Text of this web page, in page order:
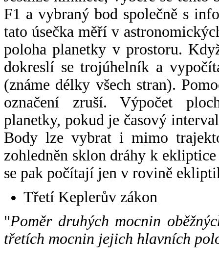
F1 a vybraný bod společně s
tato úsečka měří v
poloha planetky v prostoru.
dokreslí se trojúhelník a
(známe délky všech stran).
označení zruší. Výpočet
planetky, pokud je časový
Body lze vybrat i mimo
zohledněn sklon dráhy k
se pak počítají jen v rovině
Třetí Keplerův zákon
"Poměr druhých mocnin
třetích mocnin jejich hlavních